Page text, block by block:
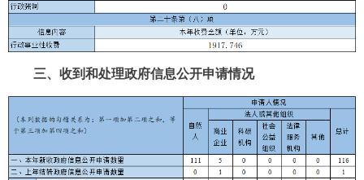
三、收到和处理政府信息公开申请情况